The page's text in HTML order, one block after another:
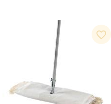
favorite_border